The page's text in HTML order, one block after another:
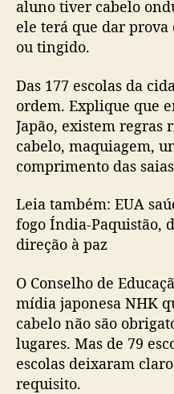
aluno tiver cabelo
ele terá que dar
ou tingido.
Das 177 escolas da
ordem. Explique que
Japão, existem regras
cabelo, maquiagem,
comprimento das
Leia também: EUA
fogo Índia-Paquistão,
direção à paz
O Conselho de
mídia japonesa NHK
cabelo não são
lugares. Mas de 79
escolas deixaram
requisito.